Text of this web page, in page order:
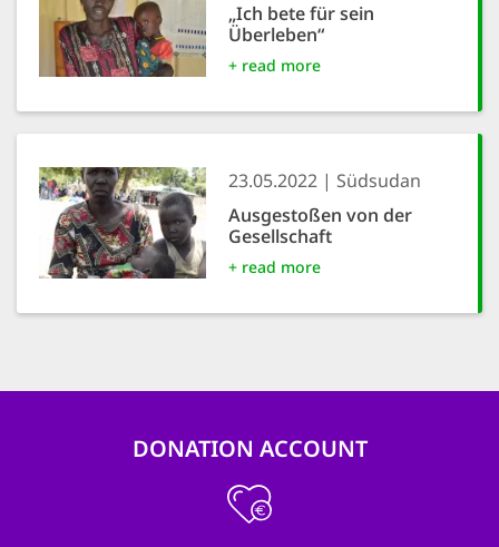
„Ich bete für sein
Überleben“
+ read more
23.05.2022
Südsudan
Ausgestoßen von der
Gesellschaft
+ read more
DONATION ACCOUNT